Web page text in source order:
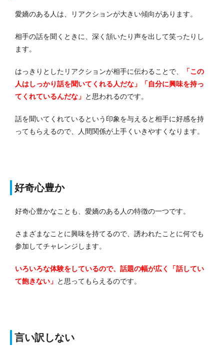
愛嬌のある人は、リアクションが大きい傾向があります。
相手の話を聞くときに、深く頷いたり声を出して笑ったりし
ます。
はっきりとしたリアクションが相手に伝わることで、
「この
人はしっかり話を聞いてくれる人だな」「自分に興味を持っ
てくれているんだな」 と思われるのです。
話を聞いてくれているという印象を与えると相手に好感を持
ってもらえるので、人間関係が上手くいきやすくなります。
好奇心豊か
好奇心豊かなことも、愛嬌のある人の特徴の一つです。
さまざまなことに興味を持てるので、誘われたことに何でも
参加してチャレンジします。
いろいろな体験をしているので、話題の幅が広く「話してい
て飽きない」 と思ってもらえるのです。
言い訳しない